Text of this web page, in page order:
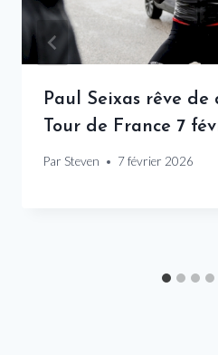
Paul Seixas rêve de
Tour de France 7
Par Steven 7 février 2026